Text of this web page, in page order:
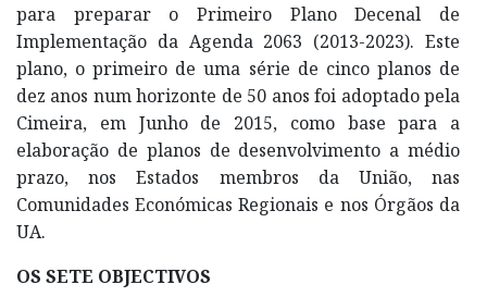
para preparar o Primeiro Plano Decenal de
Implementação da Agenda 2063 (2013-2023). Este
plano, o primeiro de uma série de cinco planos de
dez anos num horizonte de 50 anos foi adoptado pela
Cimeira, em Junho de 2015, como base para a
elaboração de planos de desenvolvimento a médio
prazo, nos Estados membros da União, nas
Comunidades Económicas Regionais e nos Órgãos da
UA.
OS SETE OBJECTIVOS